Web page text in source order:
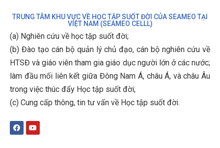
TRUNG TÂM KHU VỰC VỀ HỌC TẬP SUỐT ĐỜI CỦA SEAMEO TẠI
VIỆT NAM (SEAMEO CELLL)
(a) Nghiên cứu về học tập suốt đời;
(b) Đào tạo cán bộ quản lý chủ đạo, cán bộ nghiên cứu về
HTSĐ và giáo viên tham gia giáo dục người lớn ở các nước;
làm đầu mối liên kết giữa Đông Nam Á, châu Á, và châu Âu
trong việc thúc đẩy Học tập suốt đời;
(c) Cung cấp thông, tin tư vấn về Học tập suốt đời.